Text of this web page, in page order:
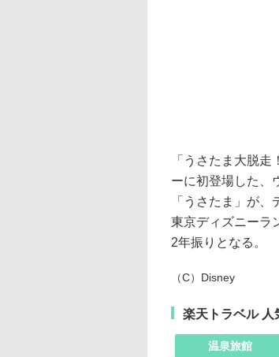
「うさたま大脱
ーに初登場した、
「うさたま」が
東京ディズニーラ
2年振りとなる。
（C）Disney
楽天トラベル 人
温泉旅館